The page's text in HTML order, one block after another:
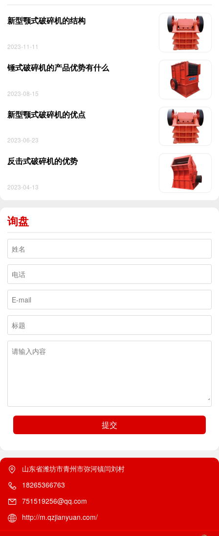
新型颚式破碎机的结构
2023-11-11
锤式破碎机的产品优势有什么
2023-08-15
新型颚式破碎机的优点
2023-06-23
反击式破碎机的优势
2023-04-13
询盘
提交
山东省潍坊市青州市弥河镇闫刘村
18265366763
751519256@qq.com
http://m.qzjianyuan.com/